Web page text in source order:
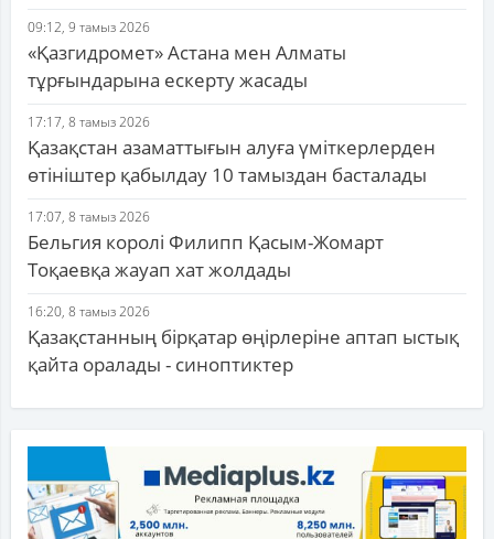
09:12, 9 тамыз 2026
«Қазгидромет» Астана мен Алматы
тұрғындарына ескерту жасады
17:17, 8 тамыз 2026
Қазақстан азаматтығын алуға үміткерлерден
өтініштер қабылдау 10 тамыздан басталады
17:07, 8 тамыз 2026
Бельгия королі Филипп Қасым-Жомарт
Тоқаевқа жауап хат жолдады
16:20, 8 тамыз 2026
Қазақстанның бірқатар өңірлеріне аптап ыстық
қайта оралады - синоптиктер